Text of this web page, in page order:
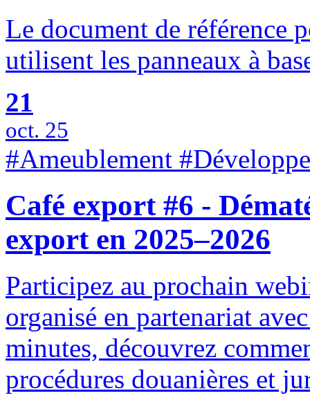
Le document de référence
utilisent les panneaux à
21
oct. 25
#Ameublement
Café export #6 -
export en 2025–2026
Participez au prochain
organisé en partenariat
minutes, découvrez
procédures douanières et